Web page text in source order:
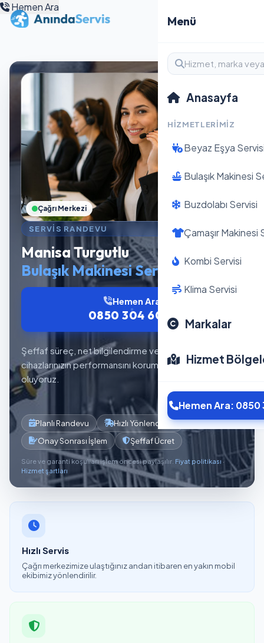
Menü
Anasayfa
HIZMETLERIMIZ
Beyaz Eşya
Bulaşık Makinesi
Buzdolabı Servisi
Çamaşır Makinesi
Kombi Servisi
Klima Servisi
Markalar
Hizmet
Hemen Ara: 0850
Hemen Ara
SERVIS RANDEVU
Manisa Turgutlu
Bulaşık Makinesi Servisi
Şeffaf süreç, net bilgilendirme ve planlı servis akışıyla
cihazlarınızın performansını korumaya yardımcı
oluyoruz.
Hemen Ara
0850 304 6012
Planlı Randevu
Hızlı Yönlendirme
Onay Sonrası İşlem
Şeffaf Ücret
Süre ve garanti koşulları işlem öncesi paylaşılır. Fiyat politikası ·
Hizmet şartları
Çağrı Merkezi
Hızlı Servis
Çağrı merkezimize ulaştığınız andan itibaren en yakın mobil
ekibimiz yönlendirilir.